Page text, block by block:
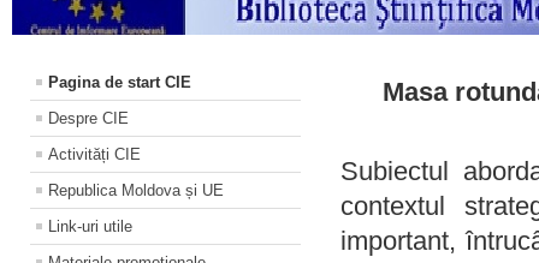
Pagina de start CIE
Despre CIE
Activități CIE
Republica Moldova și UE
Link-uri utile
Masa
Subiectul
contextul
important,